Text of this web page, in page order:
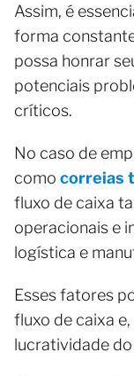
Assim, é
forma
possa honrar
potenciais
críticos.
No caso de
como correias
fluxo de caixa
operacionais e
logística e
Esses fatores
fluxo de caixa
lucratividade